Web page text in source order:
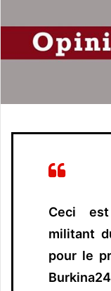
n
r
Ceci
militant
pour le